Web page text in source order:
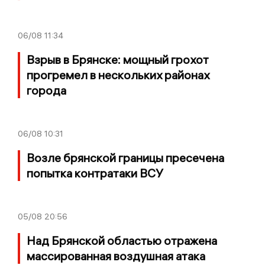
06/08 11:34
Взрыв в Брянске: мощный грохот
прогремел в нескольких районах
города
06/08 10:31
Возле брянской границы пресечена
попытка контратаки ВСУ
05/08 20:56
Над Брянской областью отражена
массированная воздушная атака